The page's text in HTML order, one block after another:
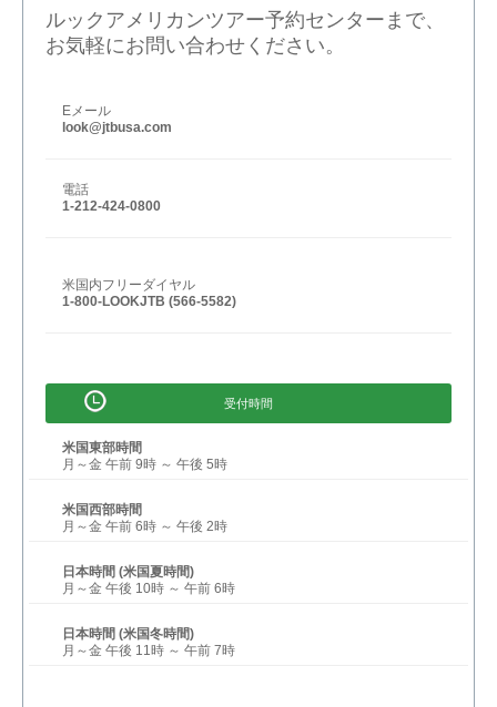
ルックアメリカンツアー予約センターまで、
お気軽にお問い合わせください。
Eメール
look@jtbusa.com
電話
1-212-424-0800
米国内フリーダイヤル
1-800-LOOKJTB (566-5582)
受付時間
米国東部時間
月～金 午前 9時 ～ 午後 5時
米国西部時間
月～金 午前 6時 ～ 午後 2時
日本時間 (米国夏時間)
月～金 午後 10時 ～ 午前 6時
日本時間 (米国冬時間)
月～金 午後 11時 ～ 午前 7時